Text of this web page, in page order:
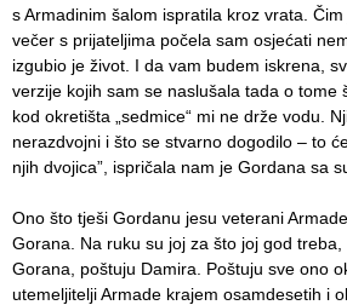
s Armadinim šalom ispratila kroz vrata.
večer s prijateljima počela sam osjećati
izgubio je život. I da vam budem iskrena,
verzije kojih sam se naslušala tada o tome
kod okretišta „sedmice“ mi ne drže vodu.
nerazdvojni i što se stvarno dogodilo – to
njih dvojica”, ispričala nam je Gordana sa
Ono što tješi Gordanu jesu veterani
Gorana. Na ruku su joj za što joj god
Gorana, poštuju Damira. Poštuju sve ono
utemeljitelji Armade krajem osamdesetih i